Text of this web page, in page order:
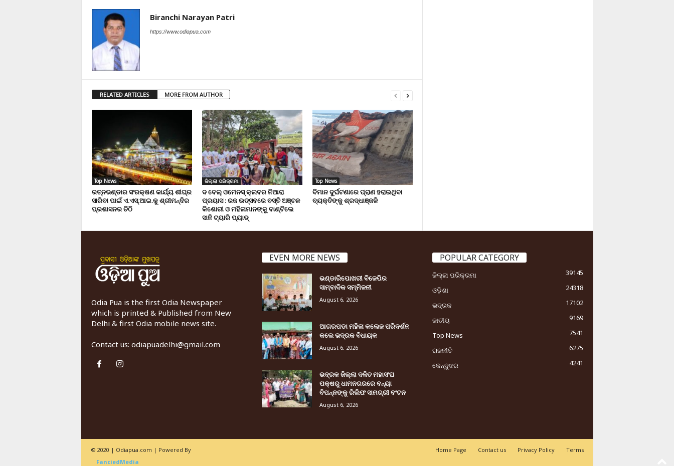
Biranchi Narayan Patri
https://www.odiapua.com
RELATED ARTICLES MORE FROM AUTHOR
Top News
ରତ୍ନଭଣ୍ଡାର ସଂରକ୍ଷଣ କାର୍ଯ୍ୟ ଶୀଘ୍ର
ସାରିବା ପାଇଁ ଏ.ଏସ୍.ଆଇ.କୁ ଶ୍ରୀମନ୍ଦିର
ପ୍ରଶାସନର ଚିଠି
ଜିଲ୍ଲା ପରିକ୍ରମା
ଦ ବେଲ୍ ଓମେନସ୍ କ୍ଲବର ନିଆରା
ପ୍ରୟାସ : ରଜ ଉତ୍ସବରେ ବସ୍ତି ଅଞ୍ଚଳ
କିଶୋରୀ ଓ ମହିଳାମାନଙ୍କୁ ବାଣ୍ଟିଲେ
ସାନି ଟ୍ୟାରି ପ୍ୟାଡ୍
Top News
ବିମାନ ଦୁର୍ଘଟଣାରେ ପ୍ରାଣ ହରାଇଥିବା
ବ୍ୟକ୍ତିଙ୍କୁ ଶ୍ରଦ୍ଧାଞ୍ଜଳି
Odia Pua is the first Odia Newspaper
which is printed & Published from New
Delhi & first Odia mobile news site.
Contact us: odiapuadelhi@gmail.com
EVEN MORE NEWS
ଭଣ୍ଡାରିପୋଖରୀ ବିଜେପିର
ସାମ୍ବାଦିକ ସମ୍ମିଳନୀ
August 6, 2026
ଆଗରପଡା ମହିଳା କଲେଜ ପରିଦର୍ଶନ
କଲେ ଭଦ୍ରକ ବିଧାୟକ
August 6, 2026
ଭଦ୍ରକ ଜିଲ୍ଲା ଦଳିତ ମହାସଂଘ
ପକ୍ଷରୁ ଧାମନଗରରେ ବନ୍ୟା
ବିପନ୍ନଙ୍କୁ ରିଲିଫ ସାମଗ୍ରୀ ବଂଟନ
August 6, 2026
POPULAR CATEGORY
ଜିଲ୍ଲା ପରିକ୍ରମା
39145
ଓଡ଼ିଶା
24318
ଭଦ୍ରକ
17102
ଜାତୀୟ
9169
Top News
7541
ରାଜନୀତି
6275
କେନ୍ଦୁଝର
4241
Home Page Contact us Privacy Policy Terms
© 2020 | Odiapua.com | Powered By
FanciedMedia